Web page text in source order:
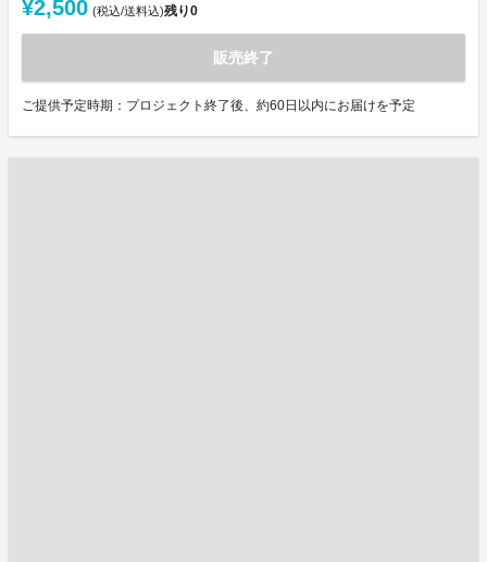
¥2,500 (税込/送料込)残り0
販売終了
ご提供予定時期：プロジェクト終了後、約60日以内にお届けを予定